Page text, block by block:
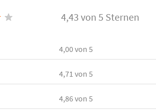
★ 4,43 von 5 Sternen
4,00von 5
4,71 von 5
4,86von 5